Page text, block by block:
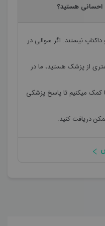
احسانی هستید؟
نیستند. اگر سوالی در
از پزشک هستید، ما در
کمک میکنیم تا پاسخ پزشکی
دریافت کنید.